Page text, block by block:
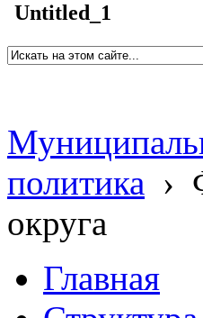
Untitled_1
политика ›
округа
Главная